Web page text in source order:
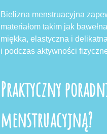
Bielizna menstruacyjna
materiałom takim jak
miękka, elastyczna i
i podczas aktywności
Praktyczny
menstruacyjną?